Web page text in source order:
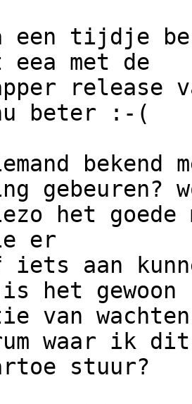
een tijdje
eea met de
release
beter :-(
bekend
gebeuren?
het goede
er
aan
het gewoon
van
waar ik dit
stuur?